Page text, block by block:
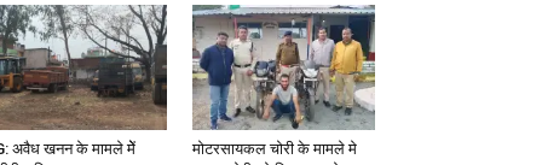
अवैध खनन के मामले मेें
मोटरसायकल चोरी के मामले मे